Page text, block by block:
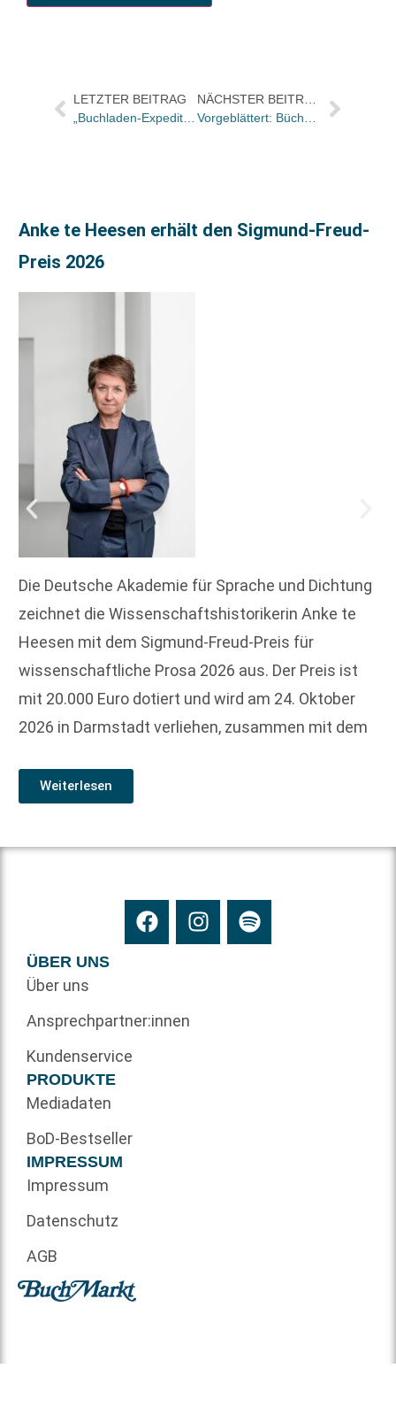
LETZTER BEITRAG
„Buchladen-Expedition“ des Podcasts eat.READ.sleep beginnt
NÄCHSTER BEITRAG
Vorgeblättert: Bücher und Autor:innen im Freitag und in der ZEIT
Anke te Heesen erhält den Sigmund-Freud-
Preis 2026
Die Deutsche Akademie für Sprache und Dichtung
zeichnet die Wissenschaftshistorikerin Anke te
Heesen mit dem Sigmund-Freud-Preis für
wissenschaftliche Prosa 2026 aus. Der Preis ist
mit 20.000 Euro dotiert und wird am 24. Oktober
2026 in Darmstadt verliehen, zusammen mit dem
Weiterlesen
ÜBER UNS
Über uns
Ansprechpartner:innen
Kundenservice
PRODUKTE
Mediadaten
BoD-Bestseller
IMPRESSUM
Impressum
Datenschutz
AGB